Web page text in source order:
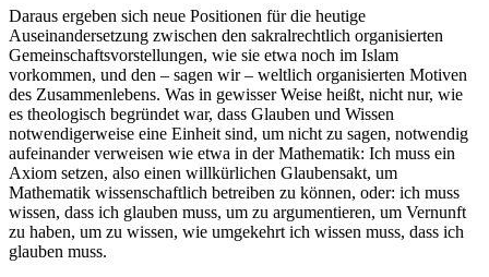
Daraus ergeben sich neue Positionen für die heutige
Auseinandersetzung zwischen den sakralrechtlich organisierten
Gemeinschaftsvorstellungen, wie sie etwa noch im Islam
vorkommen, und den – sagen wir – weltlich organisierten Motiven
des Zusammenlebens. Was in gewisser Weise heißt, nicht nur, wie
es theologisch begründet war, dass Glauben und Wissen
notwendigerweise eine Einheit sind, um nicht zu sagen, notwendig
aufeinander verweisen wie etwa in der Mathematik: Ich muss ein
Axiom setzen, also einen willkürlichen Glaubensakt, um
Mathematik wissenschaftlich betreiben zu können, oder: ich muss
wissen, dass ich glauben muss, um zu argumentieren, um Vernunft
zu haben, um zu wissen, wie umgekehrt ich wissen muss, dass ich
glauben muss.